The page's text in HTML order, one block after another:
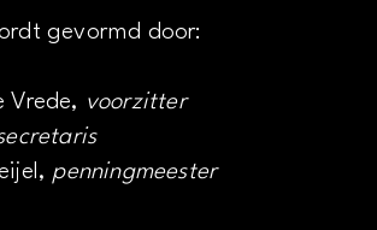
gevormd door:
Vrede, voorzitter
penningmeester